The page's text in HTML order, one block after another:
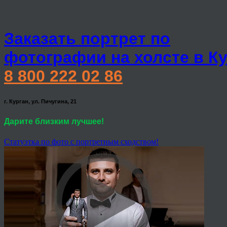
Заказать портрет по
фотографии на холсте в
8 800 222 02 86
г. Курган, ул. Пичугина, 21
Дарите близким лучшее!
Статуэтка по фото с портретным сходством!